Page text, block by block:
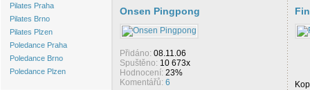
Pilates Praha
Pilates Brno
Pilates Plzen
Poledance Praha
Poledance Brno
Poledance Plzen
Onsen Pingpong
Přidáno: 08.11.06
Spuštěno: 10 673x
Hodnocení: 23%
Komentářů: 6